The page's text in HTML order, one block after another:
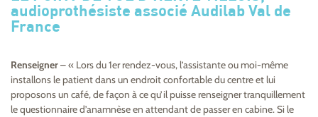
audioprothésiste associé Audilab Val de
France
Renseigner– « Lors du 1er rendez-vous, l’assistante ou moi-même
installons le patient dans un endroit confortable du centre et lui
proposons un café, de façon à ce qu’il puisse renseigner tranquillement
le questionnaire d’anamnèse en attendant de passer en cabine. Si le